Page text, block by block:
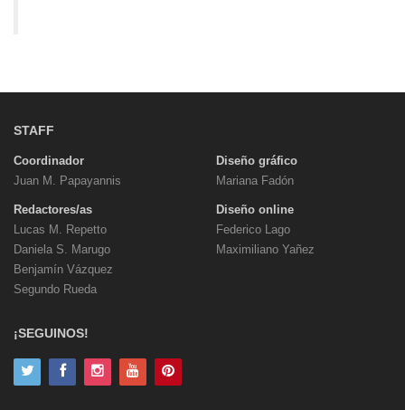
STAFF
Coordinador
Juan M. Papayannis
Redactores/as
Lucas M. Repetto
Daniela S. Marugo
Benjamín Vázquez
Segundo Rueda
Diseño gráfico
Mariana Fadón
Diseño online
Federico Lago
Maximiliano Yañez
¡SEGUINOS!